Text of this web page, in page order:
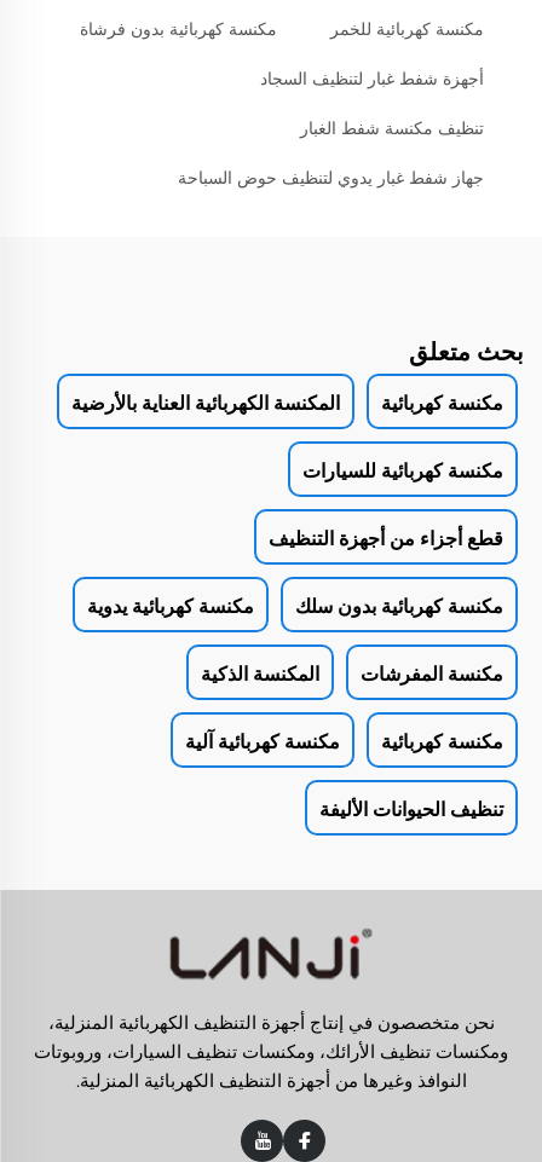
مكنسة كهربائية للخمر مكنسة كهربائية بدون فرشاة
أجهزة شفط غبار لتنظيف السجاد
تنظيف مكنسة شفط الغبار
جهاز شفط غبار يدوي لتنظيف حوض السباحة
بحث متعلق
مكنسة كهربائية المكنسة الكهربائية العناية بالأرضية
مكنسة كهربائية للسيارات
قطع أجزاء من أجهزة التنظيف
مكنسة كهربائية بدون سلك مكنسة كهربائية يدوية
مكنسة المفرشات المكنسة الذكية
مكنسة كهربائية مكنسة كهربائية آلية
تنظيف الحيوانات الأليفة
نحن متخصصون في إنتاج أجهزة التنظيف الكهربائية المنزلية،
ومكنسات تنظيف الأرائك، ومكنسات تنظيف السيارات، وروبوتات
النوافذ وغيرها من أجهزة التنظيف الكهربائية المنزلية.